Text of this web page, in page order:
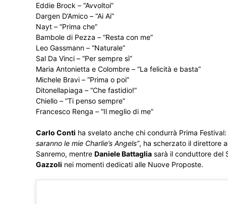
Eddie Brock – “Avvoltoi”
Dargen D’Amico – “Ai Ai”
Nayt – “Prima che”
Bambole di Pezza – “Resta con me”
Leo Gassmann – “Naturale”
Sal Da Vinci – “Per sempre sì”
Maria Antonietta e Colombre – “La felicità e basta”
Michele Bravi – “Prima o poi”
Ditonellapiaga – “Che fastidio!”
Chiello – “Ti penso sempre”
Francesco Renga – “Il meglio di me”
Carlo Conti ha svelato anche chi condurrà Prima Festival:
saranno le mie Charlie’s Angels”, ha scherzato il direttore
Sanremo, mentre Daniele Battaglia sarà il conduttore del
Gazzoli nei momenti dedicati alle Nuove Proposte.